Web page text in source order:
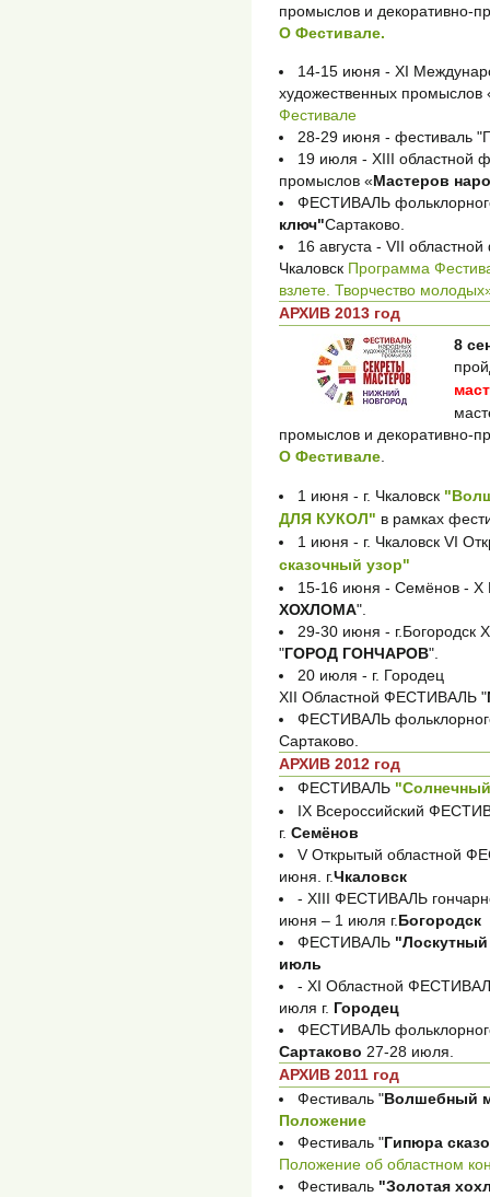
промыслов и декоративно-
О Фестивале.
14-15 июня - XI
художественных промыслов
Фестивале
28-29 июня - фестиваль
19 июля - XIII областной
промыслов «Мастеров
ФЕСТИВАЛЬ
ключ"Сартаково.
16 августа - VII
Чкаловск Программа
взлете. Творчество
АРХИВ 2013 год
8
промыслов и декоративно-
О Фестивале.
1 июня - г. Чкаловск
ДЛЯ КУКОЛ" в рамках
1 июня - г. Чкаловск VI
сказочный узор"
15-16 июня - Семёнов -
ХОХЛОМА".
29-30 июня - г.Богородск
"ГОРОД ГОНЧАРОВ".
20 июля - г. Городец
XII Областной ФЕСТИВАЛЬ "
ФЕСТИВАЛЬ
Сартаково.
АРХИВ 2012 год
ФЕСТИВАЛЬ
IX Всероссийский
г. Семёнов
V Открытый областной
июня. г.Чкаловск
- XIII ФЕСТИВАЛЬ
июня – 1 июля г.Богородск
ФЕСТИВАЛЬ
июль
- XI Областной
июля г. Городец
ФЕСТИВАЛЬ
Сартаково 27-28 июля.
АРХИВ 2011 год
Фестиваль "Волшебный
Положение
Фестиваль "Гипюра
Положение об областном
Фестиваль "Золотая